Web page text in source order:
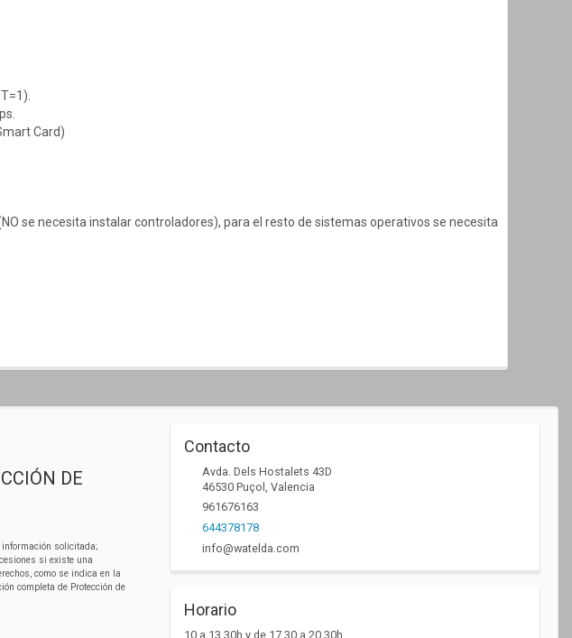
Card)
se necesita instalar controladores), para el resto de sistemas operativos se necesita
DE
solicitada;
si existe una
como se indica en la
completa de Protección de
Contacto
Avda. Dels Hostalets 43D
46530 Puçol , Valencia
961676163
644378178
info@watelda.com
Horario
10 a 13,30h y de 17,30 a 20,30h